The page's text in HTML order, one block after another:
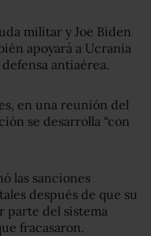
militar y Joe Biden
apoyará a Ucrania
antiaérea.
en una reunión del
se desarrolla “con
las sanciones
después de que su
parte del sistema
fracasaron.